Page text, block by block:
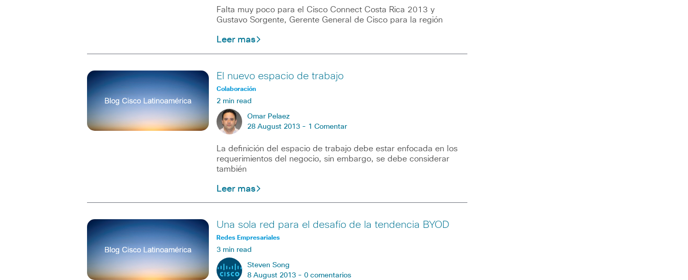
Falta muy poco para el Cisco Connect Costa Rica 2013 y
Gustavo Sorgente, Gerente General de Cisco para la región
Leer mas
El nuevo espacio de trabajo
Colaboración
2 min read
Omar Pelaez
28 August 2013 - 1 Comentar
La definición del espacio de trabajo debe estar enfocada en los
requerimientos del negocio, sin embargo, se debe considerar
también
Leer mas
Una sola red para el desafío de la tendencia BYOD
Redes Empresariales
3 min read
Steven Song
8 August 2013 - 0 comentarios